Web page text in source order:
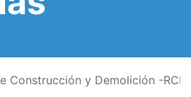
Construcción y Demolición -